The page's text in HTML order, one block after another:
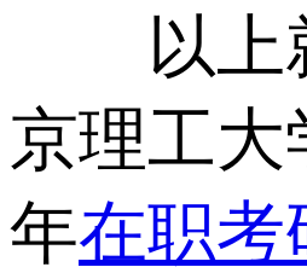
以上
京理工大
年在职考